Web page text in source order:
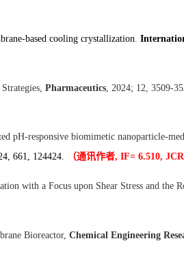
based cooling crystallization.
Pharmaceutics , 2024; 12, 3509-
pH-responsive biomimetic nanoparticle-
661, 124424. （通讯作者, IF= 6.510, JCR
with a Focus upon Shear Stress and the
Bioreactor, Chemical Engineering